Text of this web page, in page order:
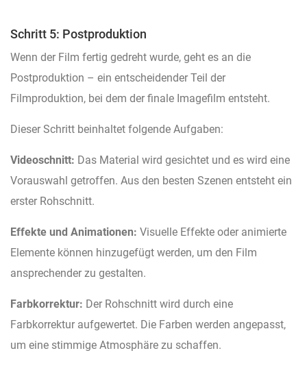
Schritt 5: Postproduktion
Wenn der Film fertig gedreht wurde, geht es an die
Postproduktion – ein entscheidender Teil der
Filmproduktion, bei dem der finale Imagefilm entsteht.
Dieser Schritt beinhaltet folgende Aufgaben:
Videoschnitt: Das Material wird gesichtet und es wird eine
Vorauswahl getroffen. Aus den besten Szenen entsteht ein
erster Rohschnitt.
Effekte und Animationen: Visuelle Effekte oder animierte
Elemente können hinzugefügt werden, um den Film
ansprechender zu gestalten.
Farbkorrektur: Der Rohschnitt wird durch eine
Farbkorrektur aufgewertet. Die Farben werden angepasst,
um eine stimmige Atmosphäre zu schaffen.